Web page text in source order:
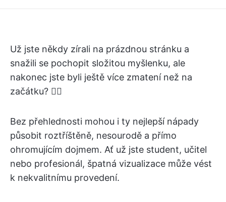
Už jste někdy zírali na prázdnou stránku a
snažili se pochopit složitou myšlenku, ale
nakonec jste byli ještě více zmatení než na
začátku? 😵‍💫
Bez přehlednosti mohou i ty nejlepší nápady
působit roztříštěně, nesourodě a přímo
ohromujícím dojmem. Ať už jste student, učitel
nebo profesionál, špatná vizualizace může vést
k nekvalitnímu provedení.